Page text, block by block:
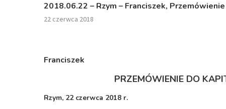
2018.06.22 – Rzym – Franciszek,
22 czerwca 2018
Franciszek
PRZEMÓWIENIE DO
Rzym, 22 czerwca 2018 r.